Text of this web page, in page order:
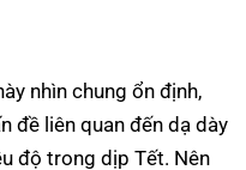
nhìn chung ổn định,
đề liên quan đến dạ dày
độ trong dịp Tết. Nên